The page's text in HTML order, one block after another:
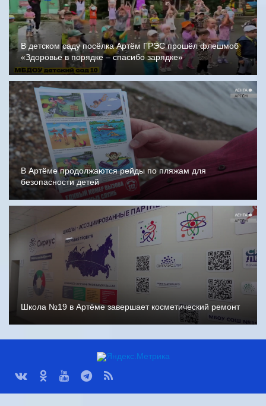
В детском саду посёлка Артём ГРЭС прошёл флешмоб
«Здоровье в порядке – спасибо зарядке»
В Артёме продолжаются рейды по пляжам для
безопасности детей
Школа №19 в Артёме завершает косметический ремонт